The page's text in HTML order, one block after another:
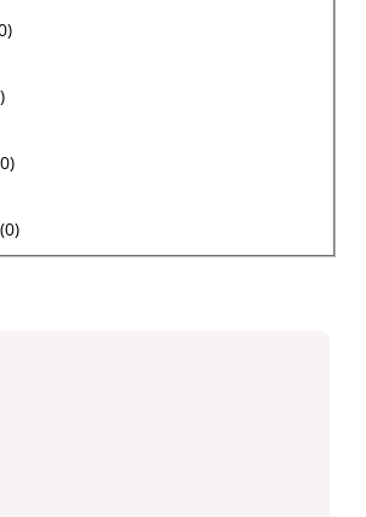
)
)
0)
(0)